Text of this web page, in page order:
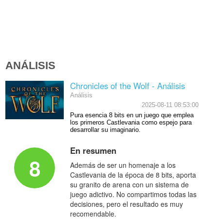
ANÁLISIS
Chronicles of the Wolf - Análisis
Análisis
2025-08-11 08:53:00
Pura esencia 8 bits en un juego que emplea
los primeros Castlevania como espejo para
desarrollar su imaginario.
8
En resumen
Además de ser un homenaje a los
Castlevania de la época de 8 bits, aporta
su granito de arena con un sistema de
juego adictivo. No compartimos todas las
decisiones, pero el resultado es muy
recomendable.